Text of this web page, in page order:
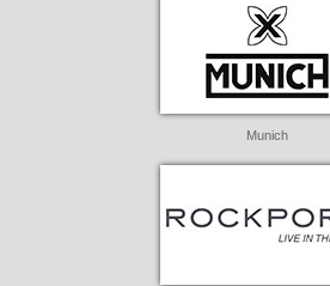
Munich